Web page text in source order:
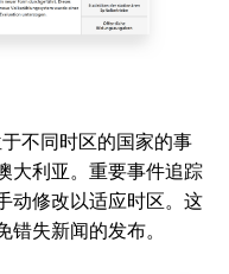
不同时区的国家的事
大利亚。重要事件追踪
动修改以适应时区。这
失新闻的发布。